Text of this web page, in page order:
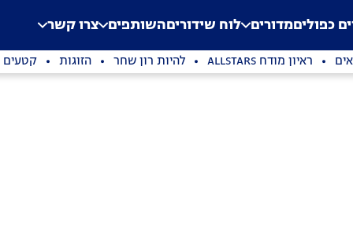
Application error: a
. כפוליםמדורים לוח שידוריםהשותפים צרו קשר
ראיון מודח ALLSTARS להיות רון שחר הזוגות קטעים